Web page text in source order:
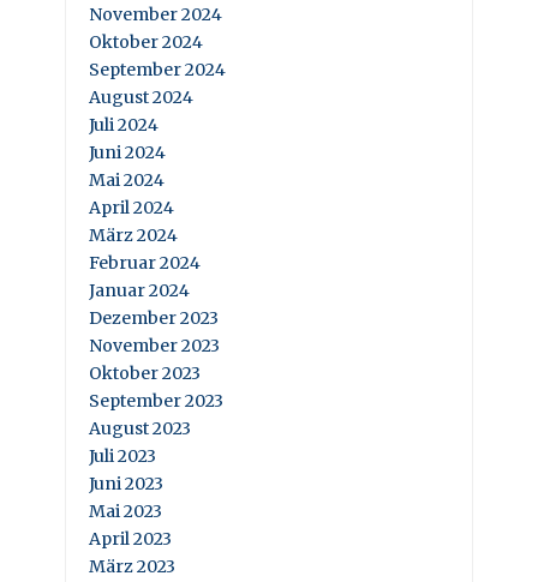
November 2024
Oktober 2024
September 2024
August 2024
Juli 2024
Juni 2024
Mai 2024
April 2024
März 2024
Februar 2024
Januar 2024
Dezember 2023
November 2023
Oktober 2023
September 2023
August 2023
Juli 2023
Juni 2023
Mai 2023
April 2023
März 2023